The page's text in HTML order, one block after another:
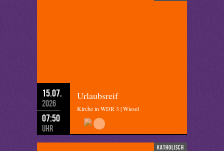
15.07.
2026
07:50
Uhr
Urlaubsreif
Kirche in WDR 3 | Wiesel
katholisch